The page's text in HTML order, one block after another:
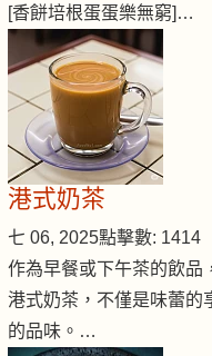
[香餅培根蛋蛋樂無窮]…
港式奶茶
七 06, 2025點擊數: 1414
作為早餐或下午茶的飲品
港式奶茶，不僅是味蕾的
的品味。…